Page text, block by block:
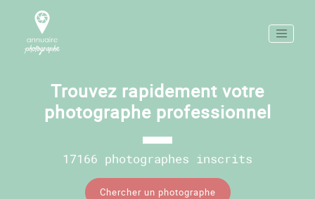
Trouvez rapidement votre
photographe professionnel
17166 photographes inscrits
Chercher un photographe